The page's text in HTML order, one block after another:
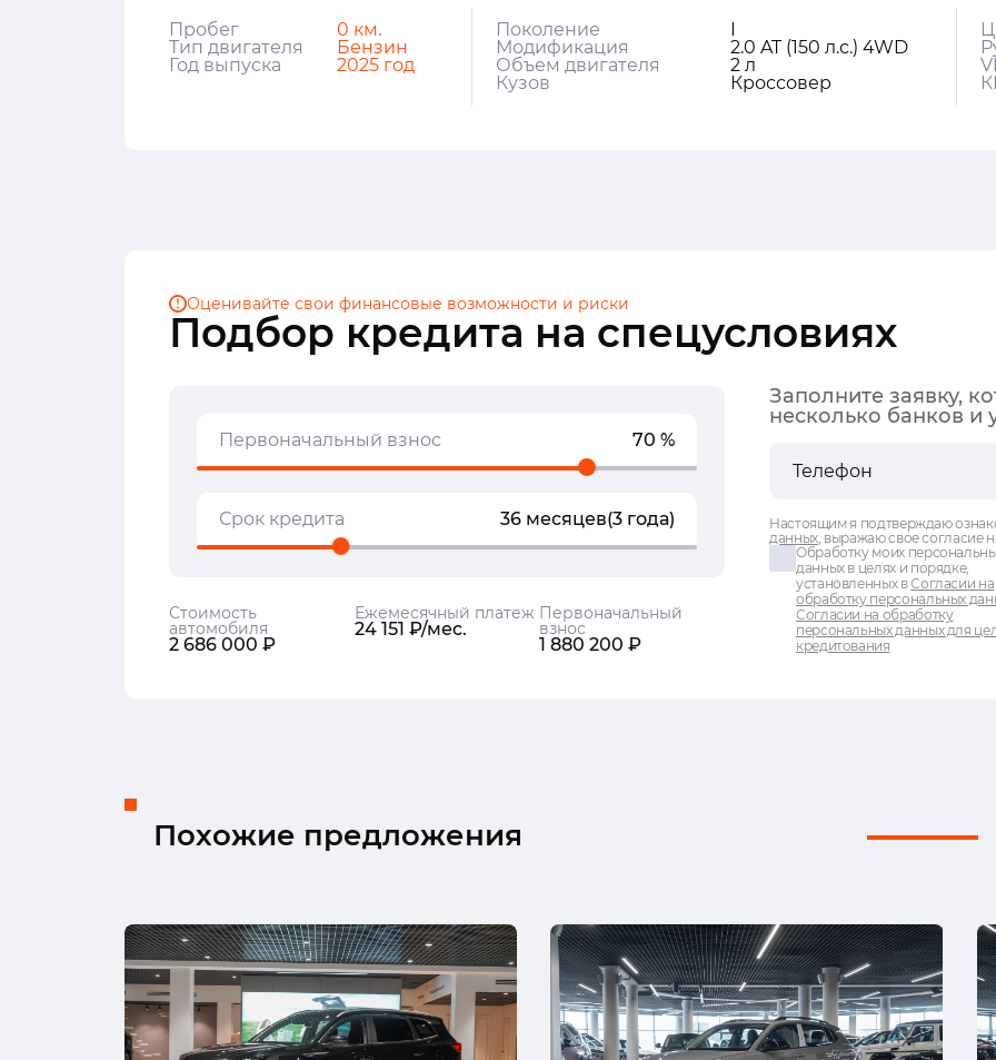
Пробег
0 км.
Тип двигателя
Бензин
Год выпуска
2025 год
Поколение
I
Модификация
2.0 AT (150 л.с.) 4WD
Объем двигателя
2 л
Кузов
Кроссовер
Подбор кредита на спецусловиях
Оценивайте свои финансовые возможности и риски
Первоначальный взнос 70 %
Срок кредита 36 месяцев(3 года)
Стоимость
автомобиля
2 686 000 ₽
Ежемесячный платеж
24 151 ₽/мес.
Первоначальный
взнос
1 880 200 ₽
Заполните заявку,
несколько банков и
Настоящим я подтверждаю
данных, выражаю свое согласие
Обработку моих
данных в целях и порядке,
установленных вСогласии на
обработку персональных
Согласии на обработку
персональных данных для
кредитования
Похожие предложения